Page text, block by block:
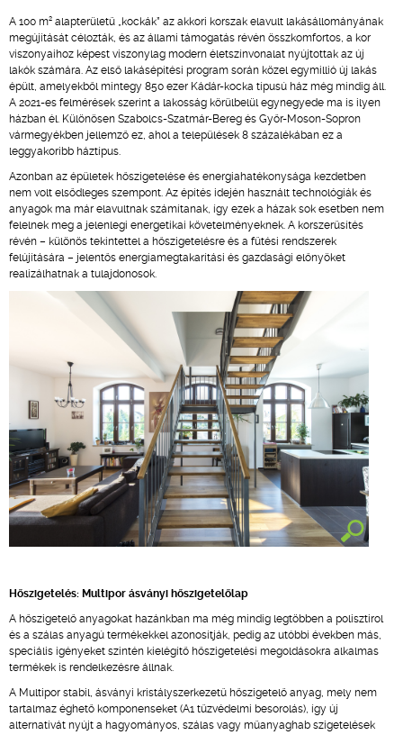
A 100 m2 alapterületű „kockák” az akkori korszak elavult lakásállományának
megújítását célozták, és az állami támogatás révén összkomfortos, a kor
viszonyaihoz képest viszonylag modern életszínvonalat nyújtottak az új
lakók számára. Az első lakásépítési program során közel egymillió új lakás
épült, amelyekből mintegy 850 ezer Kádár-kocka típusú ház még mindig áll.
A 2021-es felmérések szerint a lakosság körülbelül egynegyede ma is ilyen
házban él. Különösen Szabolcs-Szatmár-Bereg és Győr-Moson-Sopron
vármegyékben jellemző ez, ahol a települések 8 százalékában ez a
leggyakoribb háztípus.
Azonban az épületek hőszigetelése és energiahatékonysága kezdetben
nem volt elsődleges szempont. Az építés idején használt technológiák és
anyagok ma már elavultnak számítanak, így ezek a házak sok esetben nem
felelnek meg a jelenlegi energetikai követelményeknek. A korszerűsítés
révén – különös tekintettel a hőszigetelésre és a fűtési rendszerek
felújítására – jelentős energiamegtakarítási és gazdasági előnyöket
realizálhatnak a tulajdonosok.
Hőszigetelés: Multipor ásványi hőszigetelőlap
A hőszigetelő anyagokat hazánkban ma még mindig legtöbben a polisztirol
és a szálas anyagú termékekkel azonosítják, pedig az utóbbi években más,
speciális igényeket szintén kielégítő hőszigetelési megoldásokra alkalmas
termékek is rendelkezésre állnak.
A Multipor stabil, ásványi kristályszerkezetű hőszigetelő anyag, mely nem
tartalmaz éghető komponenseket (A1 tűzvédelmi besorolás), így új
alternatívát nyújt a hagyományos, szálas vagy műanyaghab szigetelések